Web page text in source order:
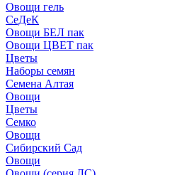
Овощи гель
СеДеК
Овощи БЕЛ пак
Овощи ЦВЕТ пак
Цветы
Наборы семян
Семена Алтая
Овощи
Цветы
Семко
Овощи
Сибирский Сад
Овощи